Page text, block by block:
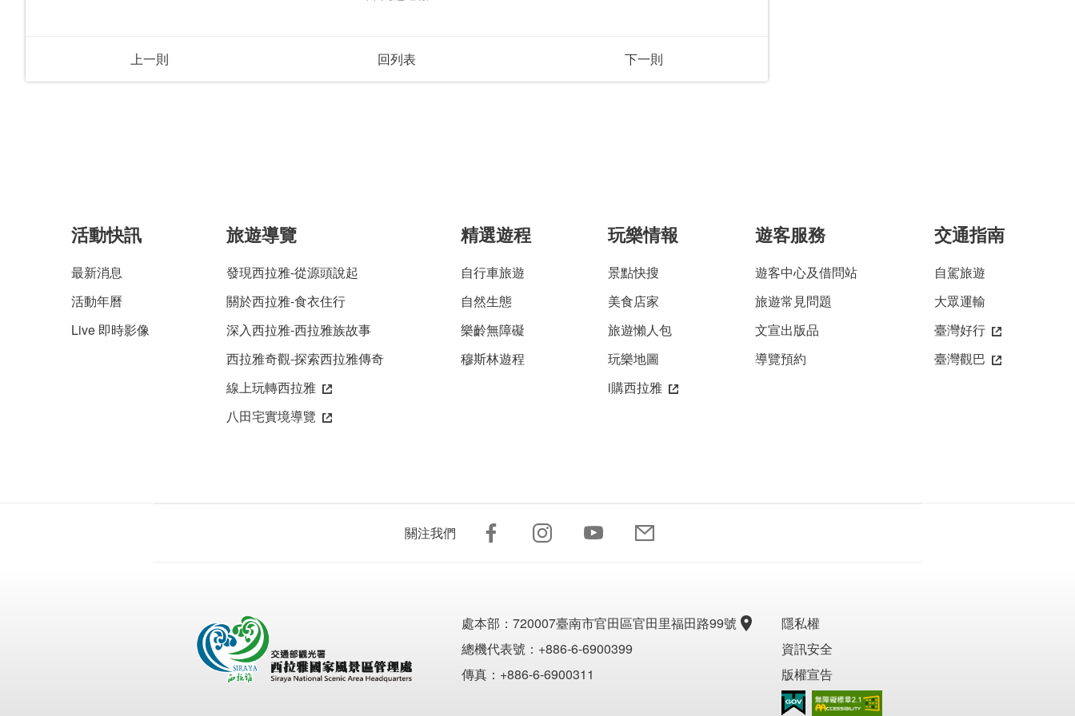
上一則 回列表 下一則
活動快訊
最新消息
活動年曆
Live 即時影像
旅遊導覽
發現西拉雅-從源頭說起
關於西拉雅-食衣住行
深入西拉雅-西拉雅族故事
西拉雅奇觀-探索西拉雅傳奇
線上玩轉西拉雅
八田宅實境導覽
精選遊程
自行車旅遊
自然生態
樂齡無障礙
穆斯林遊程
玩樂情報
景點快搜
美食店家
旅遊懶人包
玩樂地圖
i購西拉雅
遊客服務
遊客中心及借問站
旅遊常見問題
文宣出版品
導覽預約
交通指南
自駕旅遊
大眾運輸
臺灣好行
臺灣觀巴
關注我們
處本部： 720007臺南市官田區官田里福田路99號
總機代表號：+886-6-6900399
傳真：+886-6-6900311
隱私權
資訊安全
版權宣告